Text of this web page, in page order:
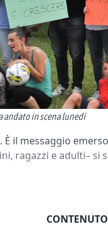
andato in scena lunedì
È il messaggio
ragazzi e adulti– si